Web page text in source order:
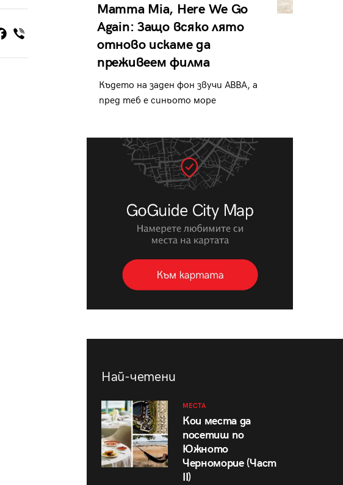
Mamma Mia, Here We Go
Again: Защо всяко лято
отново искаме да
преживеем филма
Където на заден фон звучи ABBA, а
пред теб е синьото море
Най-четени
МЕСТА
Кои места да
посетиш по
Южното
Черноморие (Част
II)